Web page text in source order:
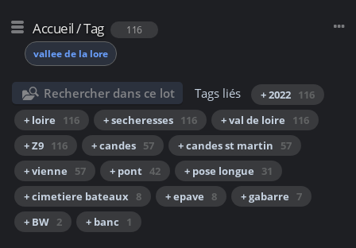
Accueil/Tag
116
vallee de la lore
Rechercher dans ce lot Tags liés + 2022 116
+ loire
116 + secheresses 116 + val de loire
116
+ Z9 116 + candes 57 + candes st martin
57
+ vienne
57 + pont 42 + pose longue
31
+ cimetiere bateaux 8 + epave 8 + gabarre 7
+ BW 2 + banc 1